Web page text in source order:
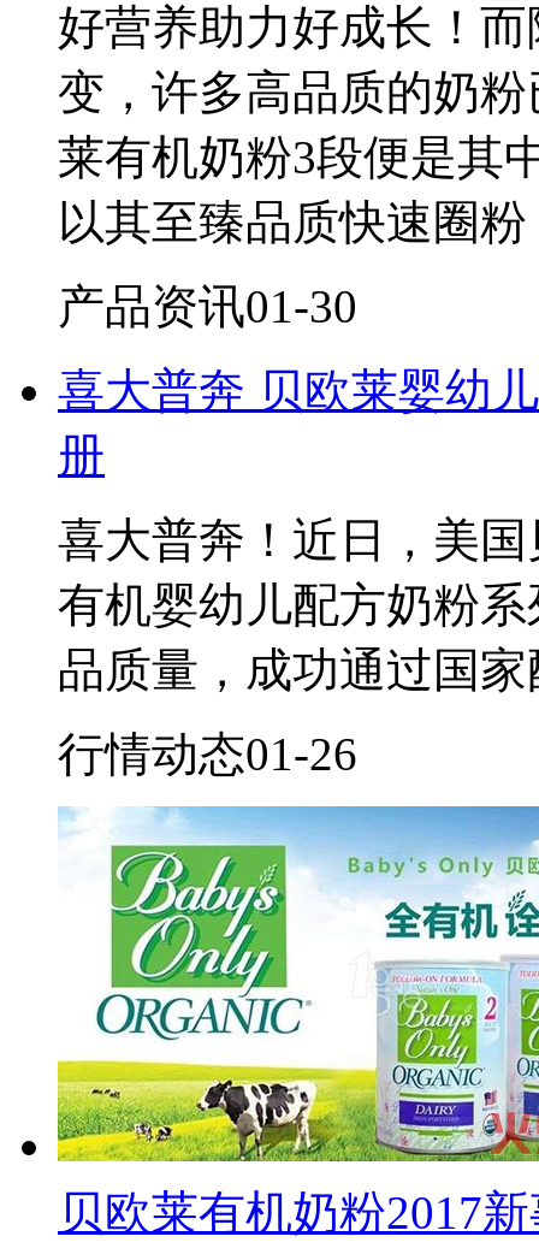
好营养助力好成长！
变，许多高品质的奶
莱有机奶粉3段便是其
以其至臻品质快速圈
产品资讯01-30
喜大普奔 贝欧莱婴幼
册
喜大普奔！近日，美国
有机婴幼儿配方奶粉
品质量，成功通过国
行情动态01-26
贝欧莱有机奶粉2017